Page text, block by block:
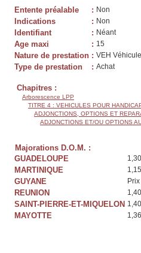
Entente préalable : Non
Indications : Non
Identifiant : Néant
Age maxi : 15
Nature de prestation : VEH
Type de prestation : Achat
Chapitres :
Arborescence LPP
TITRE 4 : VEHICULES POUR
ADJONCTIONS, OPTIONS ET
ADJONCTIONS ET/OU OPTIONS
Majorations D.O.M. :
GUADELOUPE
MARTINIQUE
GUYANE
REUNION
SAINT-PIERRE-ET-MIQUELON
MAYOTTE